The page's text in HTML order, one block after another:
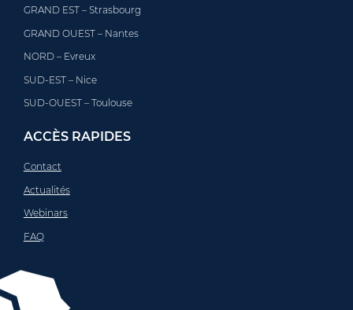
GRAND EST – Strasbourg
GRAND OUEST – Nantes
NORD – Evreux
SUD-EST – Nice
SUD-OUEST – Toulouse
ACCÈS RAPIDES
Contact
Actualités
Webinars
FAQ